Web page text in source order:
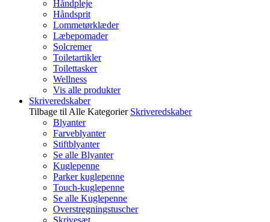
Håndpleje
Håndsprit
Lommetørklæder
Læbepomader
Solcremer
Toiletartikler
Toilettasker
Wellness
Vis alle produkter
Skriveredskaber
Tilbage til Alle Kategorier Skriveredskaber
Blyanter
Farveblyanter
Stiftblyanter
Se alle Blyanter
Kuglepenne
Parker kuglepenne
Touch-kuglepenne
Se alle Kuglepenne
Overstregningstuscher
Skrivesæt